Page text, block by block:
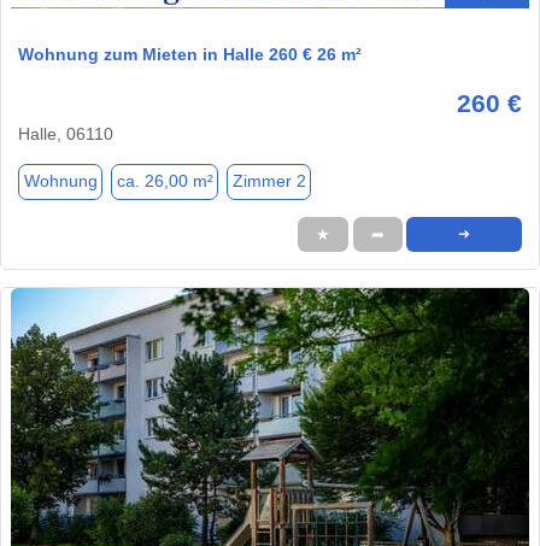
Wohnung zum Mieten in Halle 260 € 26 m²
260 €
Halle, 06110
Wohnung ca. 26,00 m² Zimmer 2
★ ➦ ➜